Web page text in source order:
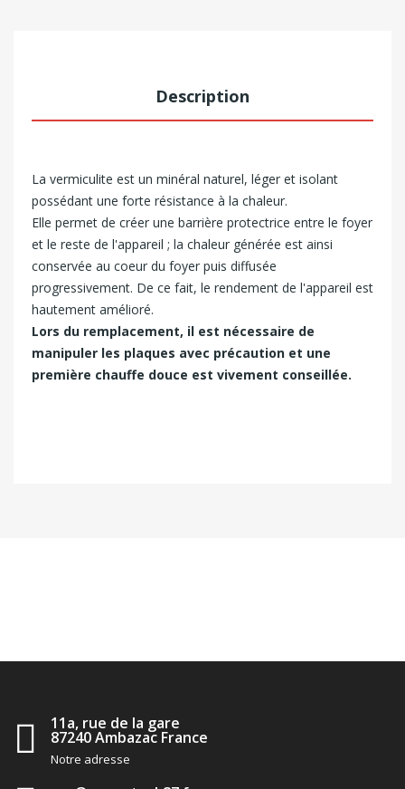
Description
La vermiculite est un minéral naturel, léger et isolant
possédant une forte résistance à la chaleur.
Elle permet de créer une barrière protectrice entre le foyer
et le reste de l'appareil ; la chaleur générée est ainsi
conservée au coeur du foyer puis diffusée
progressivement. De ce fait, le rendement de l'appareil est
hautement amélioré.
Lors du remplacement, il est nécessaire de
manipuler les plaques avec précaution et une
première chauffe douce est vivement conseillée.
11a, rue de la gare
87240 Ambazac France
Notre adresse